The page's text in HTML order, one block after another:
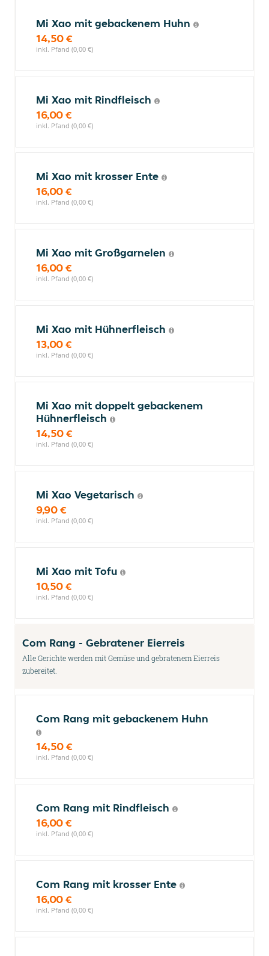
Mi Xao mit gebackenem Huhn
14,50 €
inkl. Pfand (0,00 €)
Mi Xao mit Rindfleisch
16,00 €
inkl. Pfand (0,00 €)
Mi Xao mit krosser Ente
16,00 €
inkl. Pfand (0,00 €)
Mi Xao mit Großgarnelen
16,00 €
inkl. Pfand (0,00 €)
Mi Xao mit Hühnerfleisch
13,00 €
inkl. Pfand (0,00 €)
Mi Xao mit doppelt gebackenem
Hühnerfleisch
14,50 €
inkl. Pfand (0,00 €)
Mi Xao Vegetarisch
9,90 €
inkl. Pfand (0,00 €)
Mi Xao mit Tofu
10,50 €
inkl. Pfand (0,00 €)
Com Rang - Gebratener Eierreis
Alle Gerichte werden mit Gemüse und gebratenem Eierreis
zubereitet.
Com Rang mit gebackenem Huhn
14,50 €
inkl. Pfand (0,00 €)
Com Rang mit Rindfleisch
16,00 €
inkl. Pfand (0,00 €)
Com Rang mit krosser Ente
16,00 €
inkl. Pfand (0,00 €)